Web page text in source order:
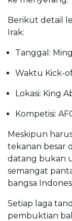
Berikut detail
Irak:
Tanggal:
Waktu Kick-
Lokasi: King
Kompetisi:
Meskipun
tekanan besar
datang bukan
semangat
bangsa
Setiap laga
pembuktian